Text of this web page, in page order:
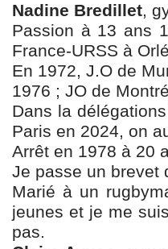
Nadine Bredillet,
Passion à 13 ans
France-URSS à
En 1972, J.O de
1976 ; JO de
Dans la
Paris en 2024, on
Arrêt en 1978 à 20
Je passe un brevet
Marié à un
jeunes et je me
pas.